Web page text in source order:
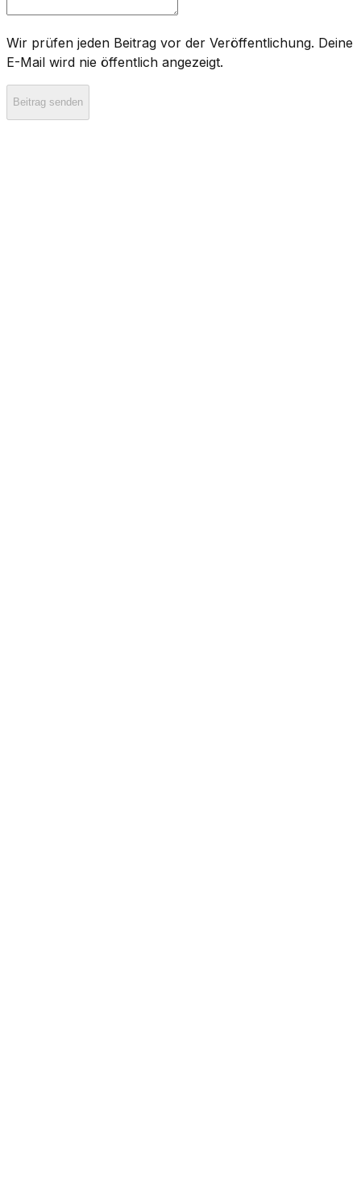
Wir prüfen jeden Beitrag vor der Veröffentlichung. Deine
E-Mail wird nie öffentlich angezeigt.
Beitrag senden